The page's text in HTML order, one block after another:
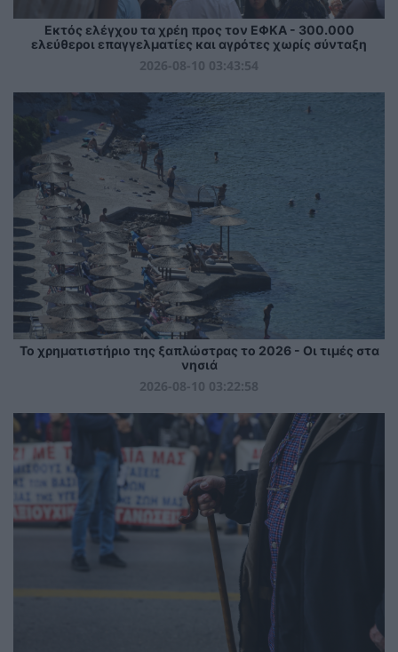
Εκτός ελέγχου τα χρέη προς τον ΕΦΚΑ - 300.000
ελεύθεροι επαγγελματίες και αγρότες χωρίς σύνταξη
2026-08-10 03:43:54
Το χρηματιστήριο της ξαπλώστρας το 2026 - Οι τιμές στα
νησιά
2026-08-10 03:22:58